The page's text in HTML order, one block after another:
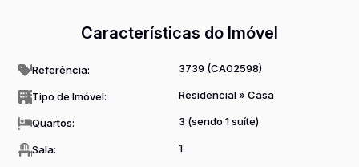
Características do Imóvel
Referência: 3739 (CA02598)
Tipo de Imóvel: Residencial» Casa
Quartos: 3 (sendo 1 suíte)
Sala: 1